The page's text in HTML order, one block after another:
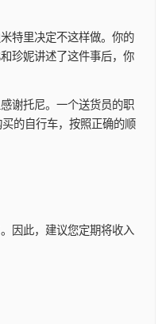
特里决定不这样做。你的
珍妮讲述了这件事后，你
谢托尼。一个送货员的职
的自行车，按照正确的顺
因此，建议您定期将收入